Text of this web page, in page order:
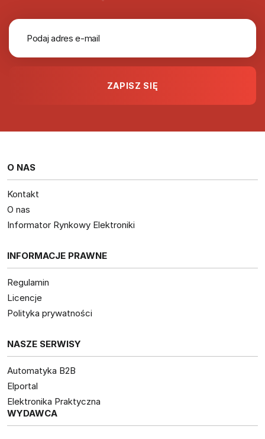
O NAS
Kontakt
O nas
Informator Rynkowy Elektroniki
INFORMACJE PRAWNE
Regulamin
Licencje
Polityka prywatności
NASZE SERWISY
Automatyka B2B
Elportal
Elektronika Praktyczna
WYDAWCA